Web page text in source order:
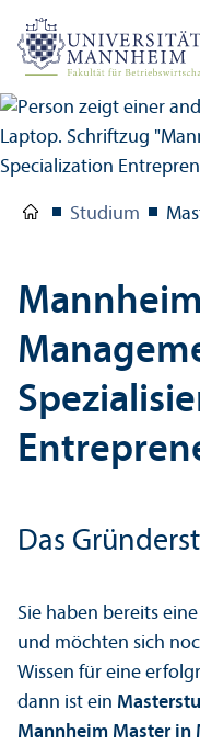
Studium
Das
Sie haben bereits
und möchten sich
Wissen für eine
dann ist ein
Mannheim Master in